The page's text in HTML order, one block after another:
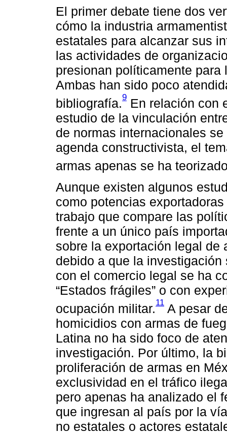
El primer debate tiene dos
cómo la industria
estatales para alcanzar sus
las actividades de
presionan políticamente para
Ambas han sido poco
bibliografía.9 En relación con
estudio de la vinculación
de normas internacionales
agenda constructivista, el
armas apenas se ha
Aunque existen algunos
como potencias
trabajo que compare las
frente a un único país
sobre la exportación legal de
debido a que la
con el comercio legal se ha
“Estados frágiles” o con
ocupación militar.11 A pesar
homicidios con armas de
Latina no ha sido foco de
investigación. Por último, la
proliferación de armas en
exclusividad en el tráfico
pero apenas ha analizado el
que ingresan al país por la
no estatales o actores